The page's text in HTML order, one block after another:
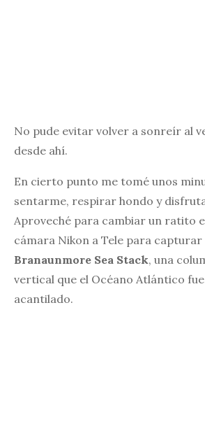
No pude evitar volver a sonreír al
desde ahí.
En cierto punto me tomé unos
sentarme, respirar hondo y
Aproveché para cambiar un ratito
cámara Nikon a Tele para
Branaunmore Sea Stack, una
vertical que el Océano Atlántico
acantilado.